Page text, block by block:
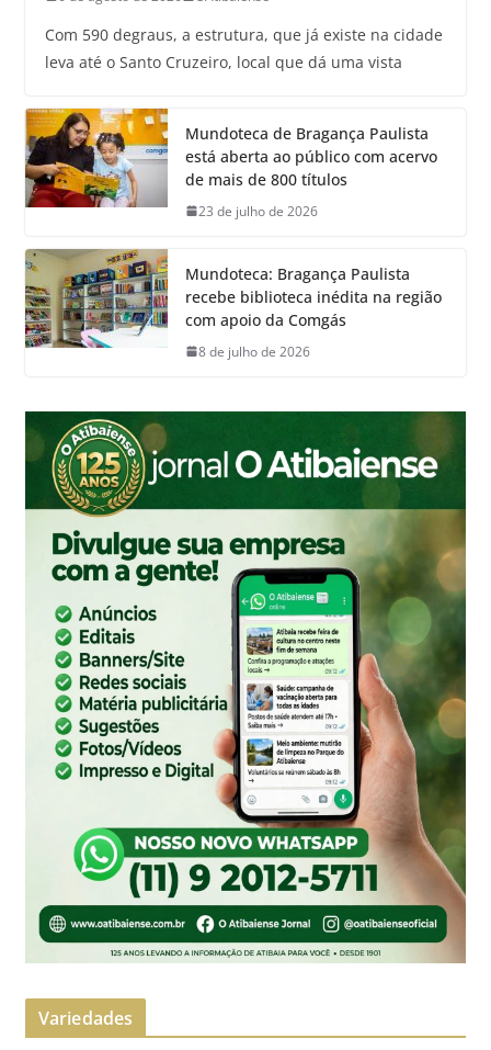
Com 590 degraus, a estrutura, que já existe na cidade
leva até o Santo Cruzeiro, local que dá uma vista
Mundoteca de Bragança Paulista
está aberta ao público com acervo
de mais de 800 títulos
23 de julho de 2026
Mundoteca: Bragança Paulista
recebe biblioteca inédita na região
com apoio da Comgás
8 de julho de 2026
Variedades